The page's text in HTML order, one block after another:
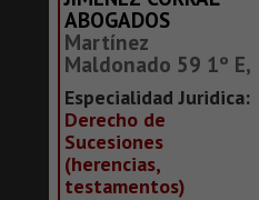
ABOGADOS
Martínez
Maldonado 59 1º E,
Especialidad Juridica:
Derecho de
Sucesiones
(herencias,
testamentos)